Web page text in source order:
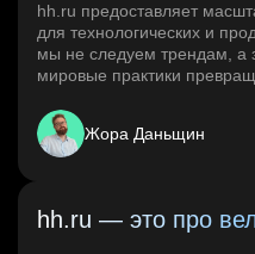
hh.ru предоставляет
для технологических и
мы не следуем трендам, а
мировые практики
Жора Даньщин
hh.ru — это про